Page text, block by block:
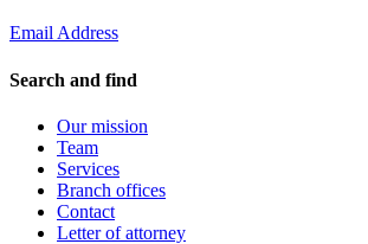
Email Address
Search and find
Our mission
Team
Services
Branch offices
Contact
Letter of attorney